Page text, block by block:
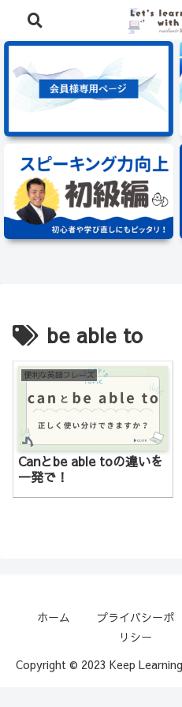
⭐️英語学習に役立つ、豪華
be able to
便利な英語フレーズ
Canとbe able toの違いを
一発で！
ホーム
プライバシーポ
リシー
Copyright © 2023 Keep